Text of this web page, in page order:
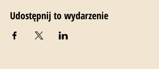
Udostępnij to wydarzenie